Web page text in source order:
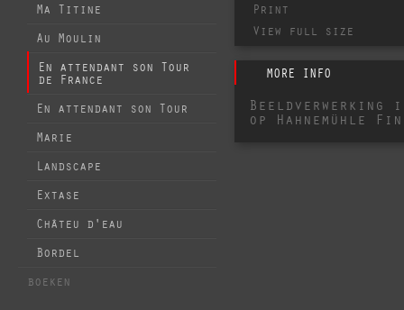
Ma Titine
Au Moulin
En attendant son Tour
de France
En attendant son Tour
Marie
Landscape
Extase
Châteu d'eau
Bordel
boeken
Print
View full size
MORE INFO
Beeldverwerking
op Hahnemühle